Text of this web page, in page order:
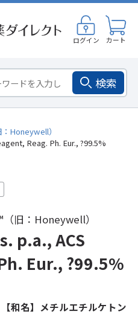
ログイン カート
検索
Honeywell）
Reag. Ph. Eur., ?99.5%
旧：Honeywell）
p.a., ACS
Eur., ?99.5%
和名】メチルエチルケトン